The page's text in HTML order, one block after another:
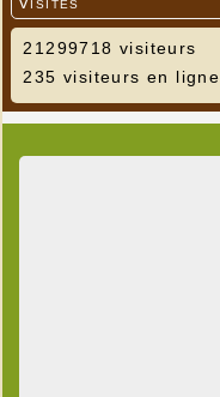
21299718 visiteurs
235 visiteurs en ligne